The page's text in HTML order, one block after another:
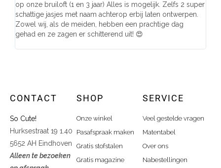
op onze bruiloft (1 en 3 jaar) Alles is mogelijk. Zelfs 2 super
schattige jasjes met naam achterop erbij laten ontwerpen.
Zowel wij, als de meiden, hebben een prachtige dag
gehad en ze zagen er schitterend uit! 😍
CONTACT
So Cute!
Hurksestraat 19 1.40
5652 AH Eindhoven
Alleen te bezoeken
SHOP
Onze winkel
Pasafspraak maken
Gratis stofstalen
Gratis magazine
SERVICE
Veel gestelde vragen
Matentabel
Over ons
Nabestellingen